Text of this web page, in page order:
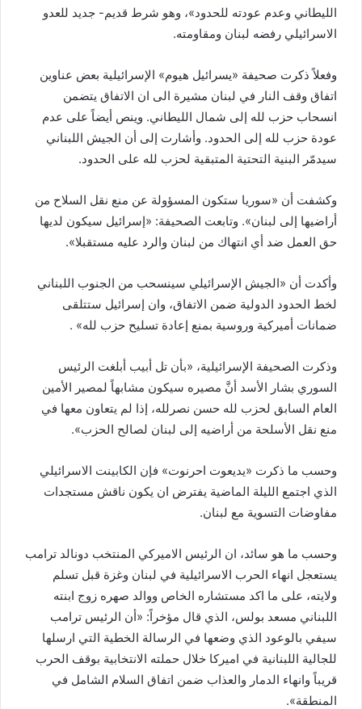
الليطاني وعدم عودته للحدود»، وهو شرط قديم- جديد للعدو
الاسرائيلي رفضه لبنان ومقاومته.
وفعلاً ذكرت صحيفة «يسرائيل هيوم» الإسرائيلية بعض عناوين
اتفاق وقف النار في لبنان مشيرة الى ان الاتفاق يتضمن
انسحاب حزب لله إلى شمال الليطاني. وينص أيضاً على عدم
عودة حزب لله إلى الحدود. وأشارت إلى أن الجيش اللبناني
سيدمّر البنية التحتية المتبقية لحزب لله على الحدود.
وكشفت أن «سوريا ستكون المسؤولة عن منع نقل السلاح من
أراضيها إلى لبنان». وتابعت الصحيفة: «إسرائيل سيكون لديها
حق العمل ضد أي انتهاك من لبنان والرد عليه مستقبلا».
وأكدت أن «الجيش الإسرائيلي سينسحب من الجنوب اللبناني
لخط الحدود الدولية ضمن الاتفاق، وان إسرائيل ستتلقى
ضمانات أميركية وروسية بمنع إعادة تسليح حزب لله» .
وذكرت الصحيفة الإسرائيلية، «بأن تل أبيب أبلغت الرئيس
السوري بشار الأسد أنَّ مصيره سيكون مشابهاً لمصير الأمين
العام السابق لحزب لله حسن نصرلله، إذا لم يتعاون معها في
منع نقل الأسلحة من أراضيه إلى لبنان لصالح الحزب».
وحسب ما ذكرت «يديعوت احرنوت» فإن الكابينت الاسرائيلي
الذي اجتمع الليلة الماضية يفترض ان يكون ناقش مستجدات
مفاوضات التسوية مع لبنان.
وحسب ما هو سائد، ان الرئيس الاميركي المنتخب دونالد ترامب
يستعجل انهاء الحرب الاسرائيلية في لبنان وغزة قبل تسلم
ولايته، على ما اكد مستشاره الخاص ووالد صهره زوج ابنته
اللبناني مسعد بولس، الذي قال مؤخراً: «أن الرئيس ترامب
سيفي بالوعود الذي وضعها في الرسالة الخطية التي ارسلها
للجالية اللبنانية في اميركا خلال حملته الانتخابية بوقف الحرب
قريباً وانهاء الدمار والعذاب ضمن اتفاق السلام الشامل في
المنطقة».